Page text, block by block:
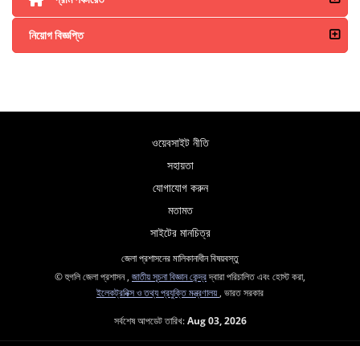
নিয়োগ বিজ্ঞপ্তি
ওয়েবসাইট নীতি
সহায়তা
যোগাযোগ করুন
মতামত
সাইটের মানচিত্র
জেলা প্রশাসনের মালিকানাধীন বিষয়বস্তু
© হুগলি জেলা প্রশাসন , জাতীয় সূচনা বিজ্ঞান কেন্দ্রদ্বারা পরিচালিত এবং হোস্ট করা,
ইলেকট্রনিক্স ও তথ্য প্রযুক্তি মন্ত্রণালয় , ভারত সরকার
সর্বশেষ আপডেট তারিখ:Aug 03, 2026